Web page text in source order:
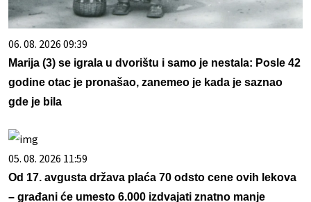
06. 08. 2026 09:39
Marija (3) se igrala u dvorištu i samo je nestala: Posle 42
godine otac je pronašao, zanemeo je kada je saznao
gde je bila
05. 08. 2026 11:59
Od 17. avgusta država plaća 70 odsto cene ovih lekova
– građani će umesto 6.000 izdvajati znatno manje